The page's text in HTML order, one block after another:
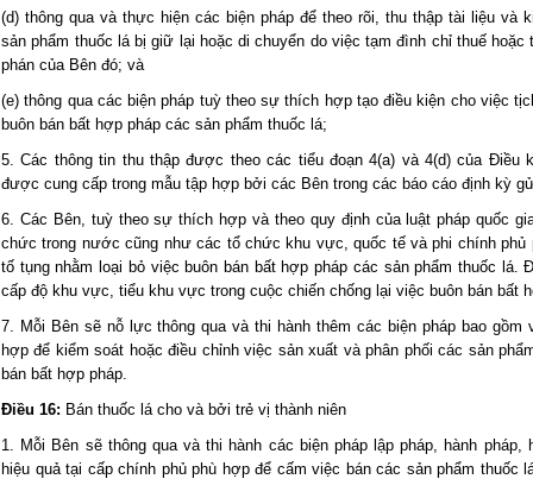
(d) thông qua và thực hiện các biện pháp để theo rõi, thu thập tài liệu và
sản phẩm thuốc lá bị giữ lại hoặc di chuyển do việc tạm đình chỉ thuế hoặc
phán của Bên đó; và
(e) thông qua các biện pháp tuỳ theo sự thích hợp tạo điều kiện cho việc
buôn bán bất hợp pháp các sản phẩm thuốc lá;
5. Các thông tin thu thập được theo các tiểu đoạn 4(a) và 4(d) của
được cung cấp trong mẫu tập hợp bởi các Bên trong các báo cáo định kỳ
6. Các Bên, tuỳ theo sự thích hợp và theo quy định của luật pháp quốc
chức trong nước cũng như các tổ chức khu vực, quốc tế và phi chính phủ
tố tụng nhằm loại bỏ việc buôn bán bất hợp pháp các sản phẩm thuốc
cấp độ khu vực, tiểu khu vực trong cuộc chiến chống lại việc buôn bán bất
7. Mỗi Bên sẽ nỗ lực thông qua và thi hành thêm các biện pháp bao
hợp để kiểm soát hoặc điều chỉnh việc sản xuất và phân phối các sản
bán bất hợp pháp.
Điều 16: Bán thuốc lá cho và bởi trẻ vị thành niên
1. Mỗi Bên sẽ thông qua và thi hành các biện pháp lập pháp, hành
hiệu quả tại cấp chính phủ phù hợp để cấm việc bán các sản phẩm